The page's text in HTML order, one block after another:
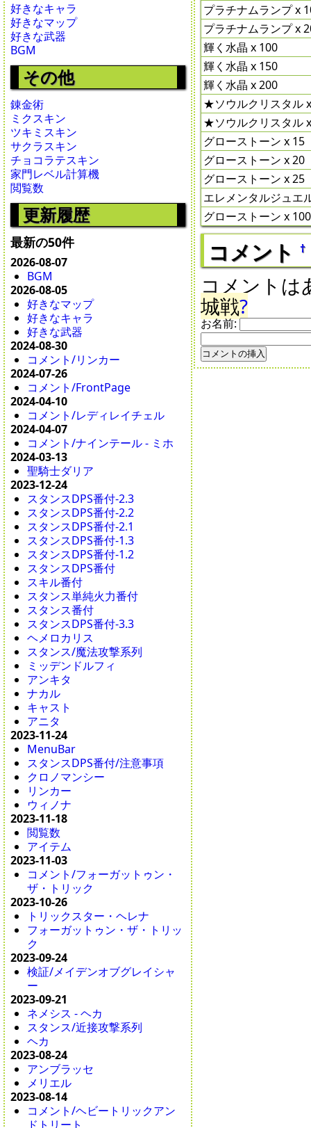
好きなキャラ
好きなマップ
好きな武器
BGM
その他
錬金術
ミクスキン
ツキミスキン
サクラスキン
チョコラテスキン
家門レベル計算機
閲覧数
更新履歴
最新の50件
2026-08-07
BGM
2026-08-05
好きなマップ
好きなキャラ
好きな武器
2024-08-30
コメント/リンカー
2024-07-26
コメント/FrontPage
2024-04-10
コメント/レディレイチェル
2024-04-07
コメント/ナインテール - ミホ
2024-03-13
聖騎士ダリア
2023-12-24
スタンスDPS番付-2.3
スタンスDPS番付-2.2
スタンスDPS番付-2.1
スタンスDPS番付-1.3
スタンスDPS番付-1.2
スタンスDPS番付
スキル番付
スタンス単純火力番付
スタンス番付
スタンスDPS番付-3.3
ヘメロカリス
スタンス/魔法攻撃系列
ミッデンドルフィ
アンキタ
ナカル
キャスト
アニタ
2023-11-24
MenuBar
スタンスDPS番付/注意事項
クロノマンシー
リンカー
ウィノナ
2023-11-18
閲覧数
アイテム
2023-11-03
コメント/フォーガットゥン・
ザ・トリック
2023-10-26
トリックスター・ヘレナ
フォーガットゥン・ザ・トリッ
ク
2023-09-24
検証/メイデンオブグレイシャ
ー
2023-09-21
ネメシス - ヘカ
スタンス/近接攻撃系列
ヘカ
2023-08-24
アンブラッセ
メリエル
2023-08-14
コメント/ヘビートリックアン
ドトリート
プラチナムランプ x
プラチナムランプ x
輝く水晶 x 100
輝く水晶 x 150
輝く水晶 x 200
★ソウルクリスタル
★ソウルクリスタル
グローストーン x 15
グローストーン x 20
グローストーン x 25
エレメンタルジュエ
グローストーン x 100
コメント †
コメント
城戦?
お名前: